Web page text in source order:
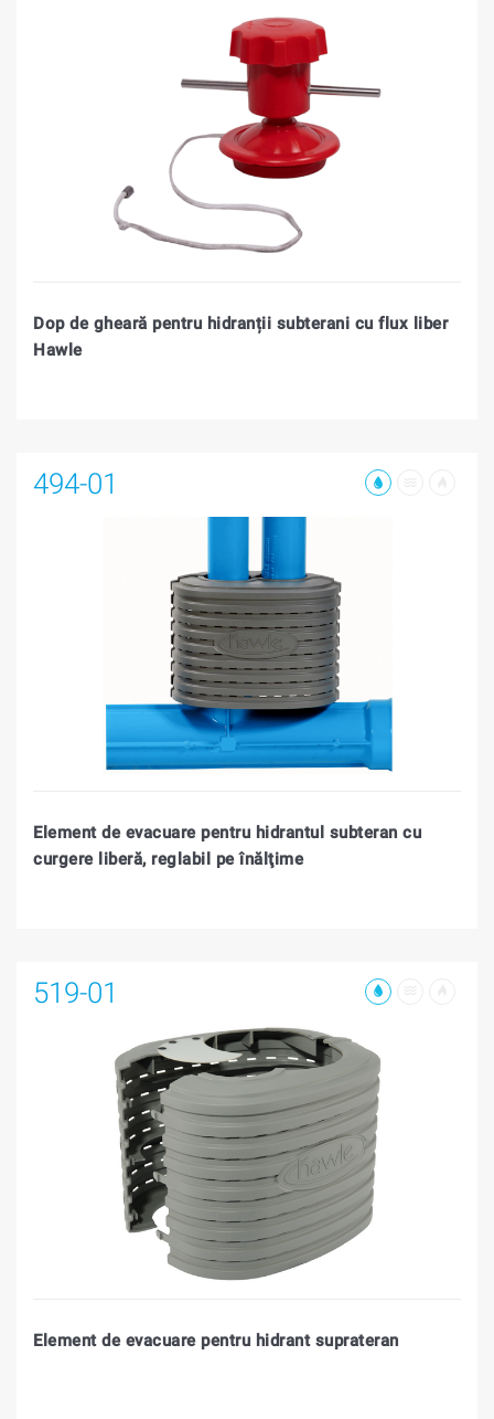
Dop de gheară pentru hidranții subterani cu flux liber
Hawle
494-01
Element de evacuare pentru hidrantul subteran cu
curgere liberă, reglabil pe înălţime
519-01
Element de evacuare pentru hidrant suprateran